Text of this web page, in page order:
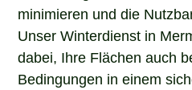
minimieren und die
Unser Winterdienst in
dabei, Ihre Flächen auch
Bedingungen in einem